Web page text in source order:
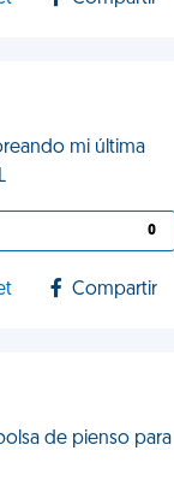
mi última
0
Compartir
de pienso para